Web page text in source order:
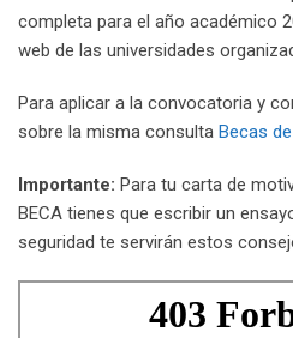
completa para el año académico
web de las universidades
Para aplicar a la convocatoria y
sobre la misma consulta Becas
Importante: Para tu carta de
BECA tienes que escribir un
seguridad te servirán estos